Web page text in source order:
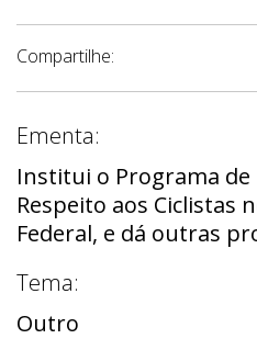
Compartilhe:
Ementa:
Institui o Programa de
Respeito aos Ciclistas
Federal, e dá outras
Tema:
Outro